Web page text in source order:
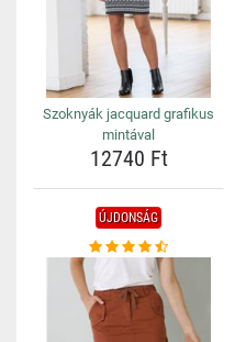
Szoknyák jacquard grafikus
mintával
12740 Ft
ÚJDONSÁG